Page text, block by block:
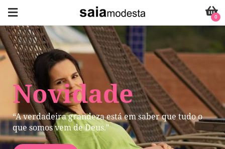
Novidade
“A verdadeira grandeza está em saber que tudo o
que somos vem de Deus."
0